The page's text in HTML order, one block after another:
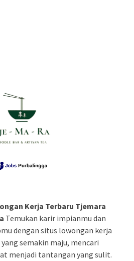
Kerja Terbaru Tjemara
Temukan karir impianmu dan
dengan situs lowongan kerja
semakin maju, mencari
menjadi tantangan yang sulit.